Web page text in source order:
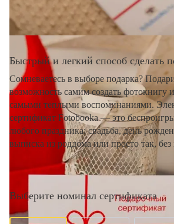
Быстрый и легкий способ сделать
Сомневаетесь в выборе подарка?
возможность самим создать фотокнигу
самыми теплыми воспоминаниями.
сертификат Fotobooka — это
любого праздника: свадьба, день
выписка из роддома или просто так, без
Выберите номинал сертификата